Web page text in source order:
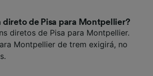
direto de Pisa para Montpellier?
diretos de Pisa para Montpellier.
Montpellier de trem exigirá, no